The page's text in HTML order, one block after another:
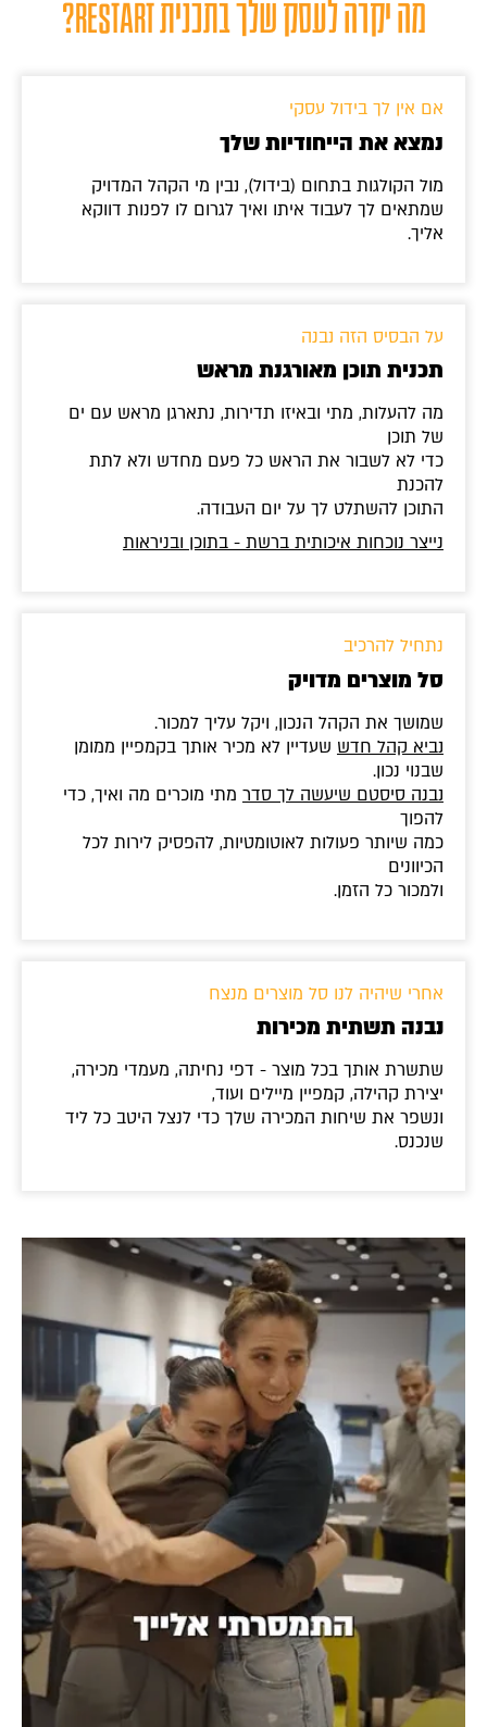
מה יקרה לעסק שלך בתכנית RESTART?
אם אין לך בידול עסקי
נמצא את הייחודיות שלך
מול הקולגות בתחום (בידול), נבין מי הקהל המדויק
שמתאים לך לעבוד איתו ואיך לגרום לו לפנות דווקא
אליך.
על הבסיס הזה נבנה
תכנית תוכן מאורגנת מראש
מה להעלות, מתי ובאיזו תדירות, נתארגן מראש עם ים
של תוכן
כדי לא לשבור את הראש כל פעם מחדש ולא לתת
להכנת
התוכן להשתלט לך על יום העבודה.
נייצר נוכחות איכותית ברשת - בתוכן ובניראות
נתחיל להרכיב
סל מוצרים מדויק
שמושך את הקהל הנכון, ויקל עליך למכור.
נביא קהל חדש שעדיין לא מכיר אותך בקמפיין ממומן
שבנוי נכון.
נבנה סיסטם שיעשה לך סדר מתי מוכרים מה ואיך, כדי
להפוך
כמה שיותר פעולות לאוטומטיות, להפסיק לירות לכל
הכיוונים
ולמכור כל הזמן.
אחרי שיהיה לנו סל מוצרים מנצח
נבנה תשתית מכירות
שתשרת אותך בכל מוצר - דפי נחיתה, מעמדי מכירה,
יצירת קהילה, קמפיין מיילים ועוד,
ונשפר את שיחות המכירה שלך כדי לנצל היטב כל ליד
שנכנס.